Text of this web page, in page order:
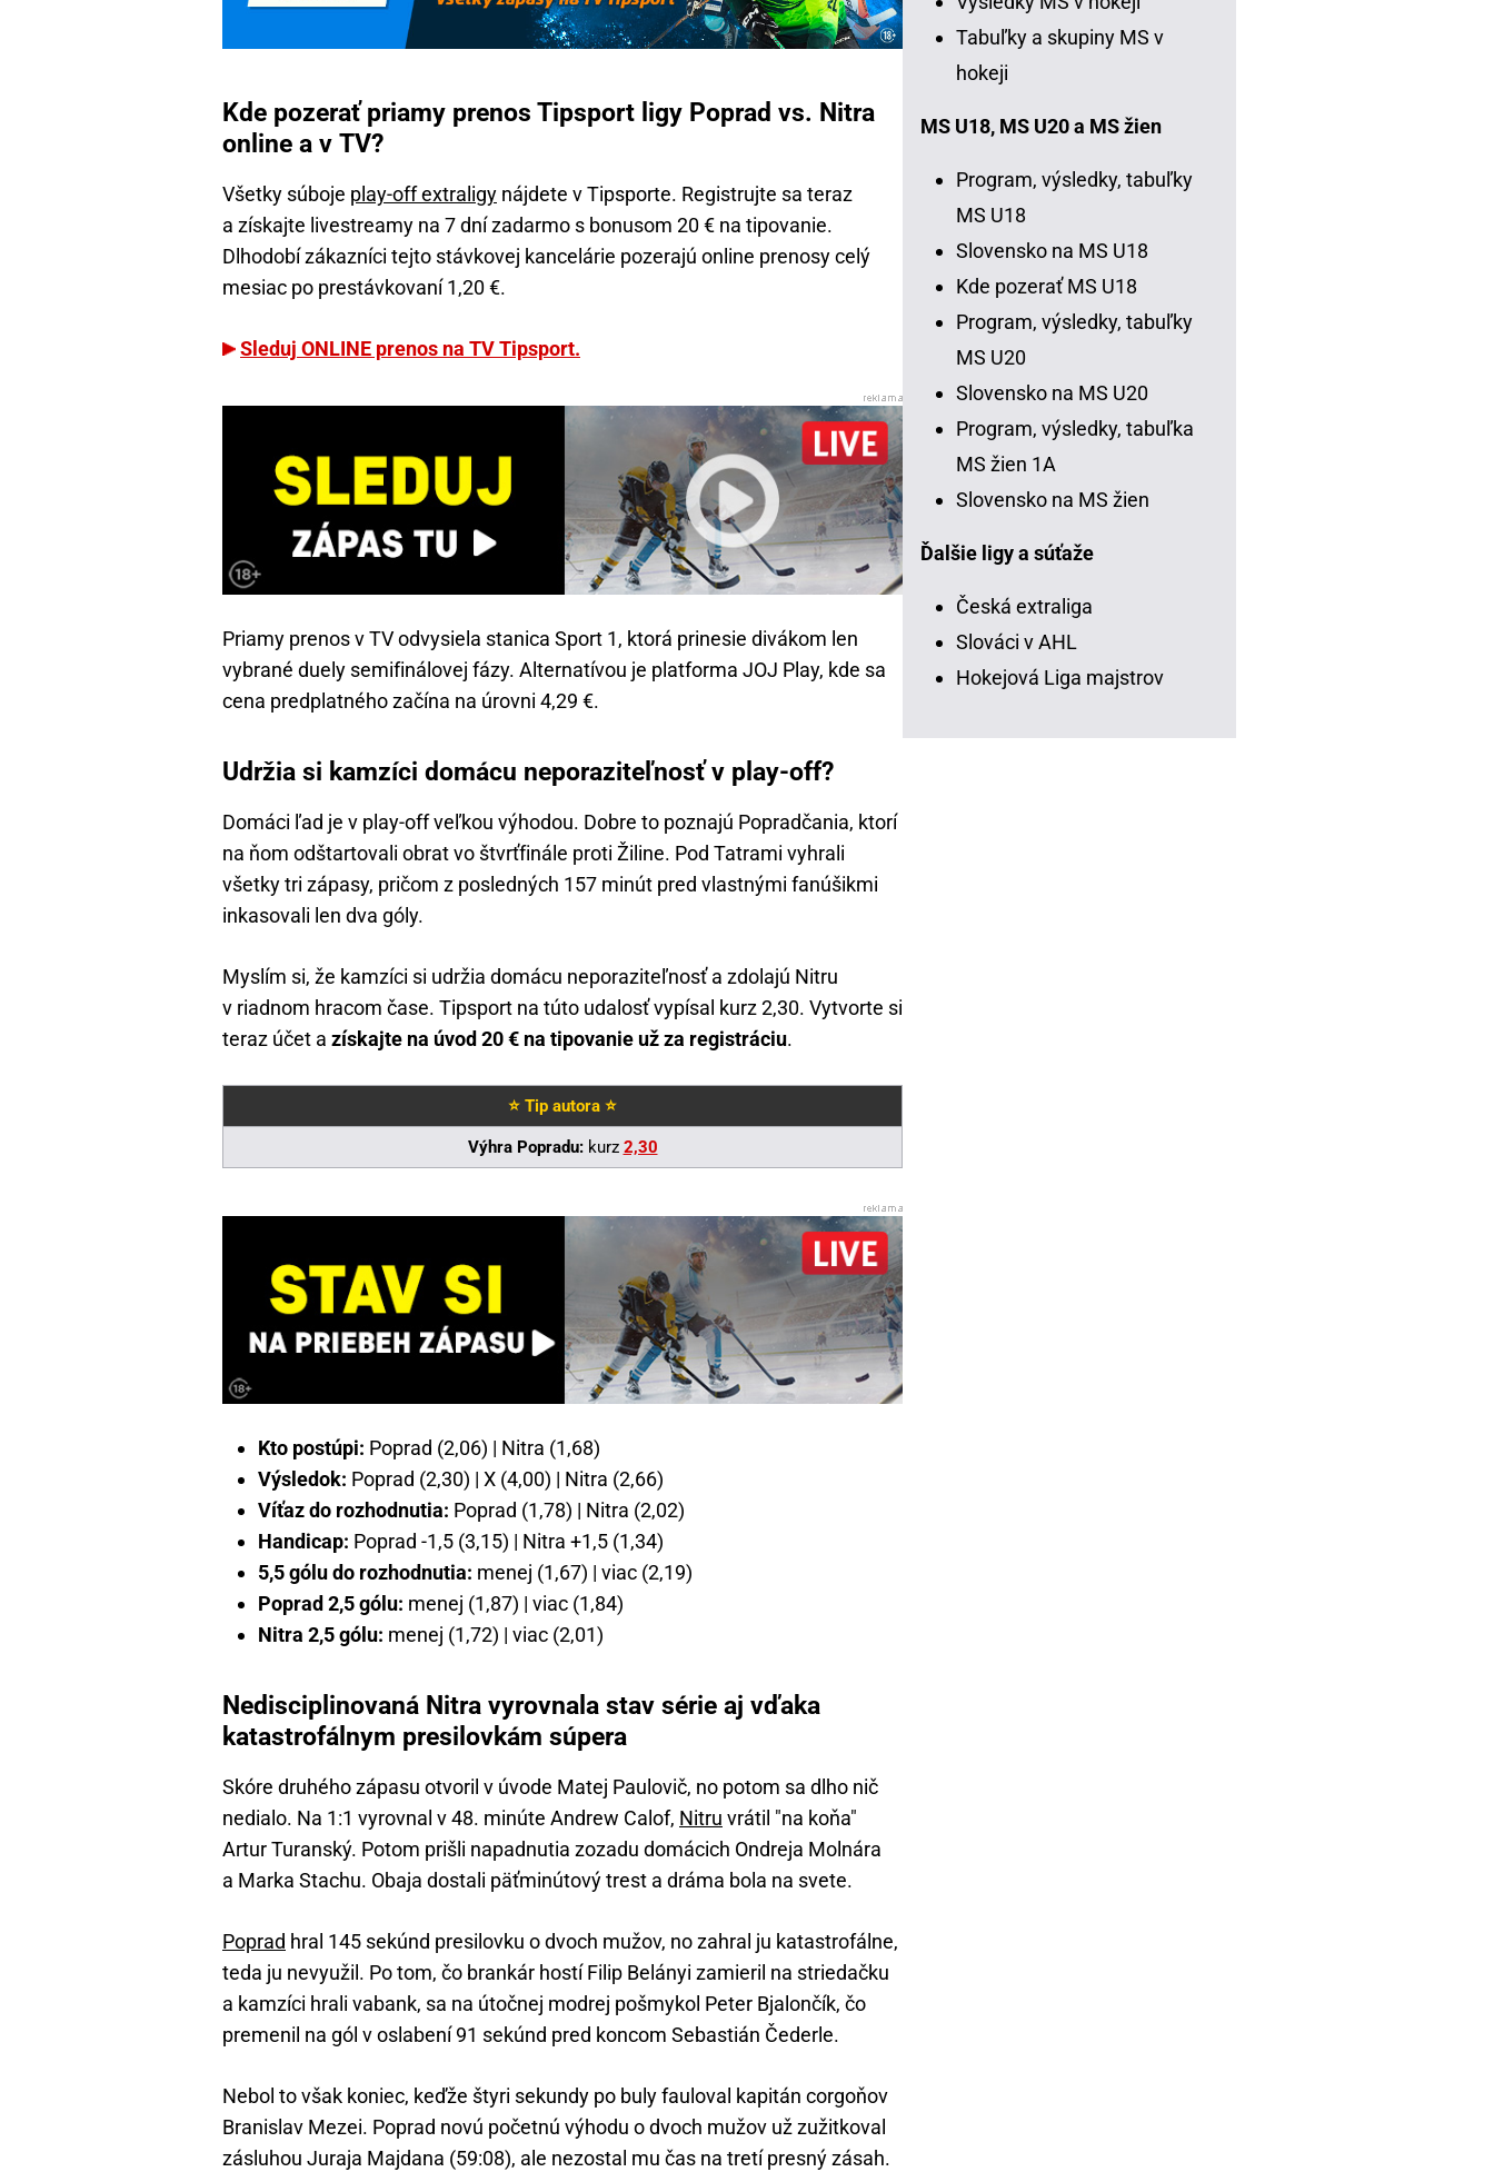
Kde pozerať priamy prenos Tipsport ligy Poprad vs. Nitra
online a v TV?
Všetky súboje play-off extraligy nájdete v Tipsporte. Registrujte sa teraz
a získajte livestreamy na 7 dní zadarmo s bonusom 20 € na tipovanie.
Dlhodobí zákazníci tejto stávkovej kancelárie pozerajú online prenosy celý
mesiac po prestávkovaní 1,20 €.
Sleduj ONLINE prenos na TV Tipsport.
Priamy prenos v TV odvysiela stanica Sport 1, ktorá prinesie divákom len
vybrané duely semifinálovej fázy. Alternatívou je platforma JOJ Play, kde sa
cena predplatného začína na úrovni 4,29 €.
Udržia si kamzíci domácu neporaziteľnosť v play-off?
Domáci ľad je v play-off veľkou výhodou. Dobre to poznajú Popradčania, ktorí
na ňom odštartovali obrat vo štvrťfinále proti Žiline. Pod Tatrami vyhrali
všetky tri zápasy, pričom z posledných 157 minút pred vlastnými fanúšikmi
inkasovali len dva góly.
Myslím si, že kamzíci si udržia domácu neporaziteľnosť a zdolajú Nitru
v riadnom hracom čase. Tipsport na túto udalosť vypísal kurz 2,30. Vytvorte si
teraz účet a získajte na úvod 20 € na tipovanie už za registráciu.
⭐ Tip autora ⭐
Výhra Popradu: kurz 2,30
Kto postúpi: Poprad (2,06) | Nitra (1,68)
Výsledok: Poprad (2,30) | X (4,00) | Nitra (2,66)
Víťaz do rozhodnutia: Poprad (1,78) | Nitra (2,02)
Handicap: Poprad -1,5 (3,15) | Nitra +1,5 (1,34)
5,5 gólu do rozhodnutia: menej (1,67) | viac (2,19)
Poprad 2,5 gólu: menej (1,87) | viac (1,84)
Nitra 2,5 gólu: menej (1,72) | viac (2,01)
Nedisciplinovaná Nitra vyrovnala stav série aj vďaka
katastrofálnym presilovkám súpera
Skóre druhého zápasu otvoril v úvode Matej Paulovič, no potom sa dlho nič
nedialo. Na 1:1 vyrovnal v 48. minúte Andrew Calof, Nitru vrátil "na koňa"
Artur Turanský. Potom prišli napadnutia zozadu domácich Ondreja Molnára
a Marka Stachu. Obaja dostali päťminútový trest a dráma bola na svete.
Poprad hral 145 sekúnd presilovku o dvoch mužov, no zahral ju katastrofálne,
teda ju nevyužil. Po tom, čo brankár hostí Filip Belányi zamieril na striedačku
a kamzíci hrali vabank, sa na útočnej modrej pošmykol Peter Bjalončík, čo
premenil na gól v oslabení 91 sekúnd pred koncom Sebastián Čederle.
Nebol to však koniec, keďže štyri sekundy po buly fauloval kapitán corgoňov
Branislav Mezei. Poprad novú početnú výhodu o dvoch mužov už zužitkoval
zásluhou Juraja Majdana (59:08), ale nezostal mu čas na tretí presný zásah.
Tabuľky a skupiny MS v
hokeji
MS U18, MS U20 a MS žien
Program, výsledky, tabuľky
MS U18
Slovensko na MS U18
Kde pozerať MS U18
Program, výsledky, tabuľky
MS U20
Slovensko na MS U20
Program, výsledky, tabuľka
MS žien 1A
Slovensko na MS žien
Ďalšie ligy a súťaže
Česká extraliga
Slováci v AHL
Hokejová Liga majstrov